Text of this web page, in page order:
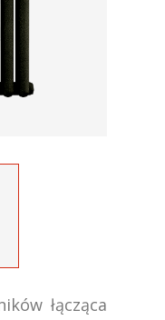
łącząca